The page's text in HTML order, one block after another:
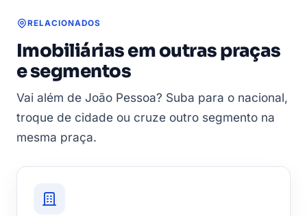
RELACIONADOS
Imobiliárias em outras praças
e segmentos
Vai além de João Pessoa? Suba para o nacional,
troque de cidade ou cruze outro segmento na
mesma praça.